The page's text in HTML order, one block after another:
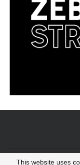
© 2022 -
This website uses